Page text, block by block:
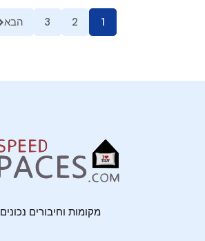
1
2
3 הבא
מקומות וחיבורים נכונים